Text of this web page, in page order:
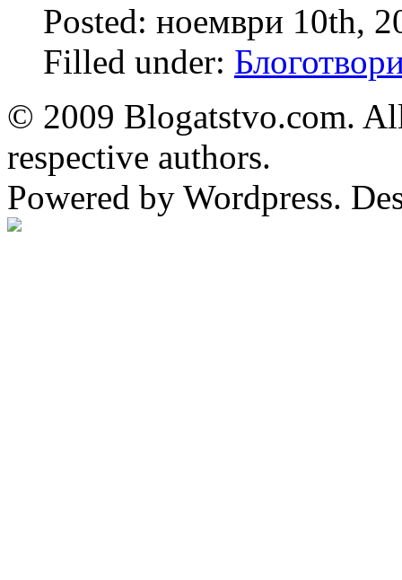
Posted: ноември 10th,
Filled under:
© 2009 Blogatstvo.com.
respective authors.
Powered by Wordpress.